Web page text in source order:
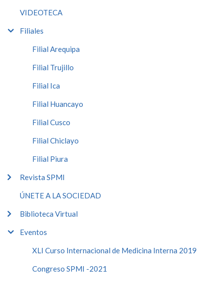
VIDEOTECA
Filiales
Filial Arequipa
Filial Trujillo
Filial Ica
Filial Huancayo
Filial Cusco
Filial Chiclayo
Filial Piura
Revista SPMI
ÚNETE A LA SOCIEDAD
Biblioteca Virtual
Eventos
XLI Curso Internacional de Medicina Interna 2019
Congreso SPMI -2021